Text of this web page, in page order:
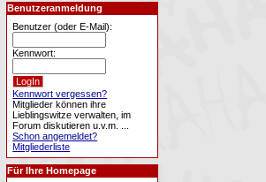
Benutzeranmeldung
Benutzer (oder E-Mail):
Kennwort:
Kennwort vergessen?
Mitglieder können ihre
Lieblingswitze verwalten, im
Forum diskutieren u.v.m. ...
Schon angemeldet?
Mitgliederliste
Für Ihre Homepage